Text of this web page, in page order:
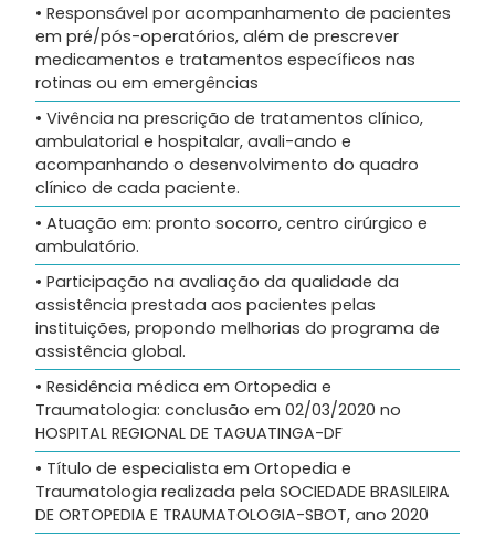
• Responsável por acompanhamento de pacientes
em pré/pós-operatórios, além de prescrever
medicamentos e tratamentos específicos nas
rotinas ou em emergências
• Vivência na prescrição de tratamentos clínico,
ambulatorial e hospitalar, avali-ando e
acompanhando o desenvolvimento do quadro
clínico de cada paciente.
• Atuação em: pronto socorro, centro cirúrgico e
ambulatório.
• Participação na avaliação da qualidade da
assistência prestada aos pacientes pelas
instituições, propondo melhorias do programa de
assistência global.
• Residência médica em Ortopedia e
Traumatologia: conclusão em 02/03/2020 no
HOSPITAL REGIONAL DE TAGUATINGA-DF
• Título de especialista em Ortopedia e
Traumatologia realizada pela SOCIEDADE BRASILEIRA
DE ORTOPEDIA E TRAUMATOLOGIA-SBOT, ano 2020